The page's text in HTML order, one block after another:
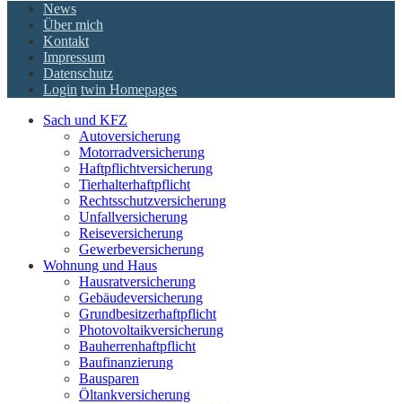
News
Über mich
Kontakt
Impressum
Datenschutz
Login twin Homepages
Sach und KFZ
Autoversicherung
Motorradversicherung
Haftpflichtversicherung
Tierhalterhaftpflicht
Rechtsschutzversicherung
Unfallversicherung
Reiseversicherung
Gewerbeversicherung
Wohnung und Haus
Hausratversicherung
Gebäudeversicherung
Grundbesitzerhaftpflicht
Photovoltaikversicherung
Bauherrenhaftpflicht
Baufinanzierung
Bausparen
Öltankversicherung